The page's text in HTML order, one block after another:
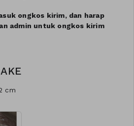
ongkos kirim, dan harap
admin untuk ongkos kirim
cm